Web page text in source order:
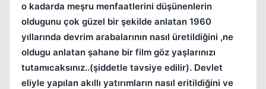
o kadarda meşru menfaatlerini düşünenlerin
oldugunu çok güzel bir şekilde anlatan 1960
yıllarında devrim arabalarının nasıl üretildiğini ,ne
oldugu anlatan şahane bir film göz yaşlarınızı
tutamıcaksınız..(şiddetle tavsiye edilir). Devlet
eliyle yapılan akıllı yatırımların nasıl eritildiğini ve